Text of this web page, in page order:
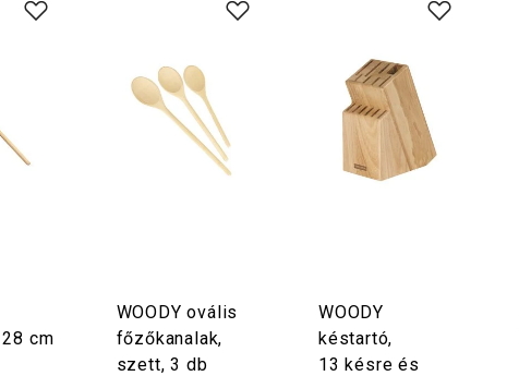
cm
WOODY ovális
főzőkanalak,
szett, 3 db
WOODY
késtartó,
13 késre és